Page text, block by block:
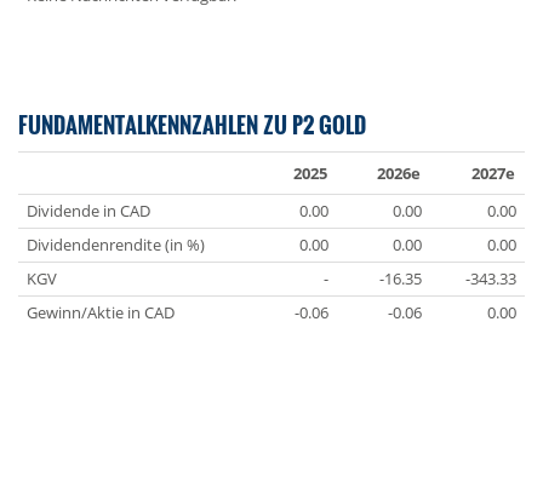
FUNDAMENTALKENNZAHLEN ZU P2 GOLD
2025 2026e
2027e
Dividende in CAD
0.00 0.00
0.00
Dividendenrendite (in %)
0.00 0.00
0.00
KGV
- -16.35
-343.33
Gewinn/Aktie in CAD
-0.06 -0.06 0.00